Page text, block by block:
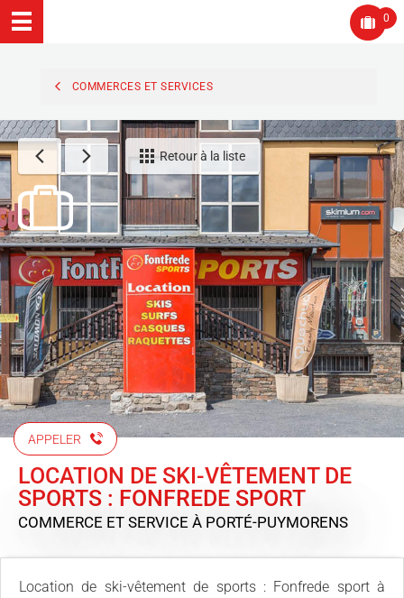
0
COMMERCES ET SERVICES
Retour à la liste
APPELER
LOCATION DE SKI-VÊTEMENT DE
SPORTS : FONFREDE SPORT
COMMERCE ET SERVICE À PORTÉ-PUYMORENS
Location de ski-vêtement de sports : Fonfrede sport à